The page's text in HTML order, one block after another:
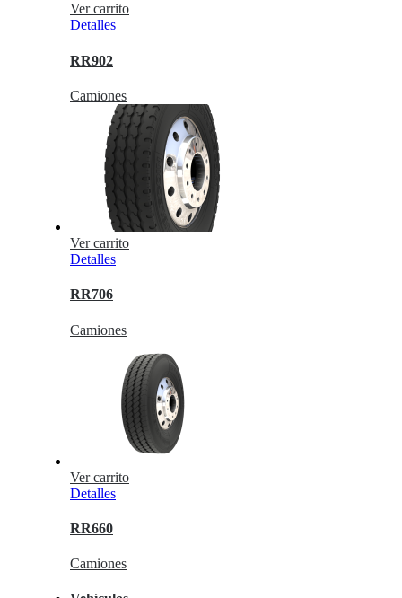
Ver carrito
Detalles
RR902
Camiones
Ver carrito
Detalles
RR706
Camiones
Ver carrito
Detalles
RR660
Camiones